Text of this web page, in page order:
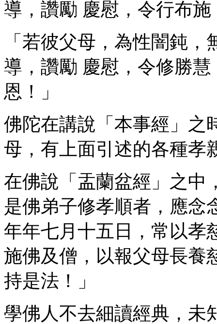
導，讚勵 慶慰，令行布施
「若彼父母，為性闇鈍
導，讚勵 慶慰，令修勝
恩！」
佛陀在講說「本事經」之
母，有上面引述的各種孝
在佛說「盂蘭盆經」之中
是佛弟子修孝順者，應念
年年七月十五日，常以孝
施佛及僧，以報父母長養
持是法！」
學佛人不去細讀經典，未